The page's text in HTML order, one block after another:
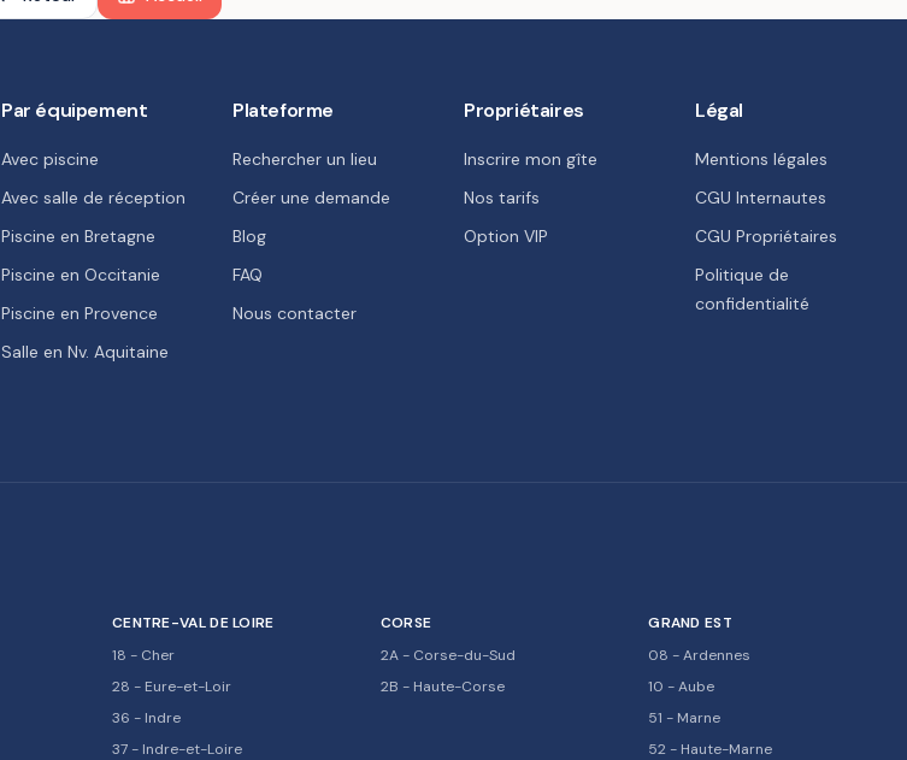
Par équipement
Avec piscine
Avec salle de réception
Piscine en Bretagne
Piscine en Occitanie
Piscine en Provence
Salle en Nv. Aquitaine
Plateforme
Rechercher un lieu
Créer une demande
Blog
FAQ
Nous contacter
Propriétaires
Inscrire mon gîte
Nos tarifs
Option VIP
Légal
Mentions légales
CGU Internautes
CGU Propriétaires
Politique de
confidentialité
CENTRE-VAL DE LOIRE
18 - Cher
28 - Eure-et-Loir
36 - Indre
37- Indre-et-Loire
CORSE
2A- Corse-du-Sud
2B - Haute-Corse
GRAND EST
08 -Ardennes
10 -Aube
51 - Marne
52 - Haute-Marne